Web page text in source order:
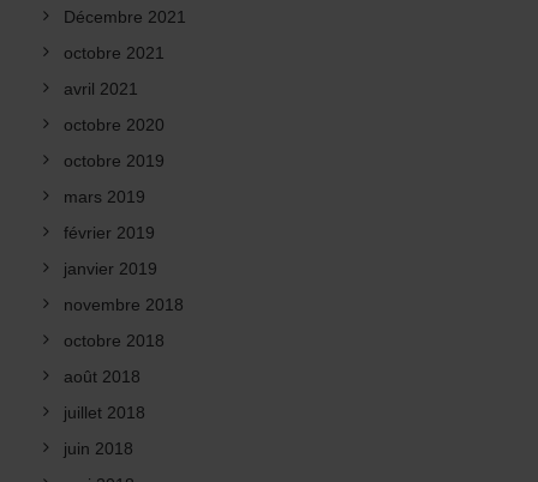
Décembre 2021
octobre 2021
avril 2021
octobre 2020
octobre 2019
mars 2019
février 2019
janvier 2019
novembre 2018
octobre 2018
août 2018
juillet 2018
juin 2018